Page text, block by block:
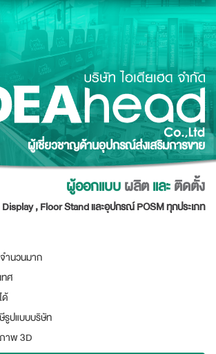
ผู้เชี่ยวชาญด้านอุปกรณ์ส่งเสริมการขาย
ผู้ออกแบบผลิตและติดตั้ง
, Floor Stand และอุปกรณ์ POSM ทุกประเภท
ำนวนมาก
ทศ
ด้
รูปแบบบริษัท
าพ 3D